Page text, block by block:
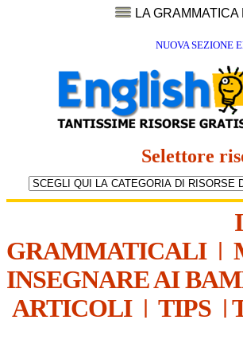
LA GRAMMATICA
NUOVA SEZIONE
Selettore
GRAMMATICALI|
INSEGNARE AI
ARTICOLI| TIPS |